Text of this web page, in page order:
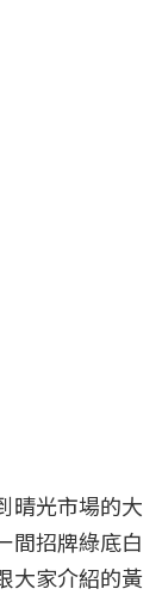
晴光市場的大
間招牌綠底白
大家介紹的黃